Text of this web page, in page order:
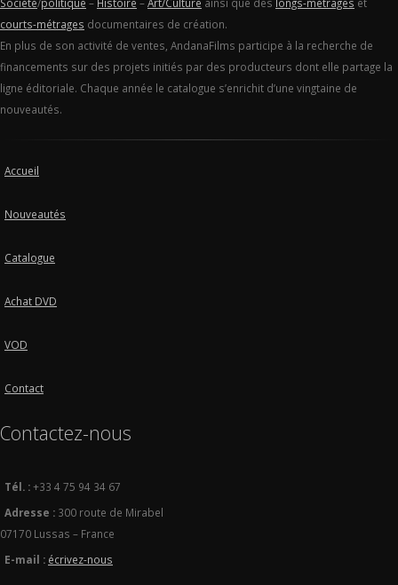
courts-métrages documentaires de création.
En plus de son activité de ventes, AndanaFilms participe à la recherche de
financements sur des projets initiés par des producteurs dont elle partage la
ligne éditoriale. Chaque année le catalogue s’enrichit d’une vingtaine de
nouveautés.
Accueil
Nouveautés
Catalogue
Achat DVD
VOD
Contact
Contactez-nous
Tél. :+33 4 75 94 34 67
Adresse : 300 route de Mirabel
07170 Lussas – France
E-mail : écrivez-nous